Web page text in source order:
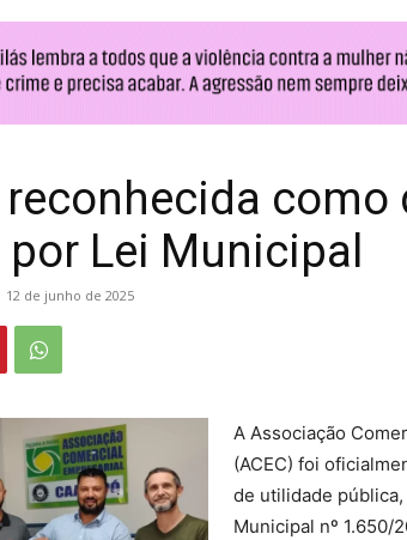
reconhecida
Lei Municipal
12 de junho de 2025
A Associação
(ACEC) foi
de utilidade
Municipal nº 1.650/